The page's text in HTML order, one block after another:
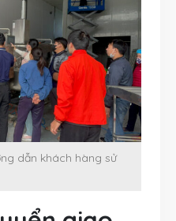
dẫn khách hàng sử